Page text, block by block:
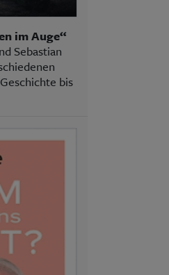
im Auge“
Sebastian
bis